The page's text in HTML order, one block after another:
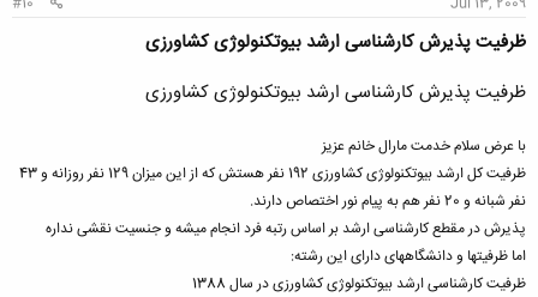
ظرفیت پذیرش کارشناسی ارشد بیوتکنولوژی کشاورزی
ظرفیت پذیرش کارشناسی ارشد بیوتکنولوژی کشاورزی
با عرض سلام خدمت مارال خانم عزیز
ظرفیت کل ارشد بیوتکنولوژی کشاورزی 192 نفر هستش که از این میزان 129 نفر روزانه و 43
نفر شبانه و 20 نفر هم به پیام نور اختصاص دارند.
پذیرش در مقطع کارشناسی ارشد بر اساس رتبه فرد انجام میشه و جنسیت نقشی نداره
اما ظرفیتها و دانشگاههای دارای این رشته:
ظرفیت کارشناسی ارشد بیوتکنولوژی کشاورزی در سال 1388